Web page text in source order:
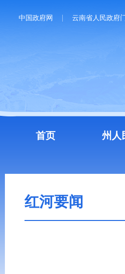
中国政府网 云南省人民政府
首页 州人
红河要闻